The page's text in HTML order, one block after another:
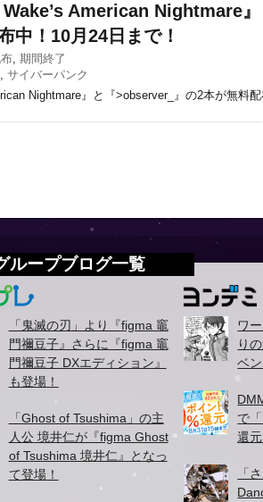
American Nightmare』
中！10月24日まで！
, 期間終了
, サイバーパンク
Nightmare』と『>observer_』の2本が無料配
ループブログ一覧
「鬼滅の刃」より『figma 竈
門禰豆子』さらに『figma 竈
門禰豆子 DXエディション』
も登場！
「Ghost of Tsushima」の主
人公 境井仁が『figma Ghost
of Tsushima 境井仁』となっ
て登場！
ワ
り
ベン
で
還
「